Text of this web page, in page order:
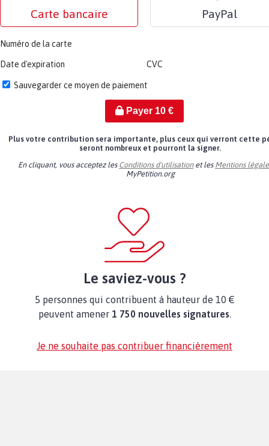
Carte bancaire PayPal
Numéro de la carte
Date d'expiration CVC
Sauvegarder ce moyen de paiement
Payer 10€
Plus votre contribution sera importante, plus ceux qui verront cette
seront nombreux et pourront la signer.
En cliquant, vous acceptez les Conditions d'utilisationet les Mentions
MyPetition.org
Le saviez-vous ?
5 personnes qui contribuent à hauteur de 10 €
peuvent amener 1 750 nouvelles signatures.
Je ne souhaite pas contribuer financièrement